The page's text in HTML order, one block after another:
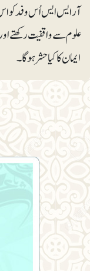
آرایس ایس اُس وفد کواس
علوم سے واقفیت رکھتے
ایمان کا کیا حشر ہوگا۔